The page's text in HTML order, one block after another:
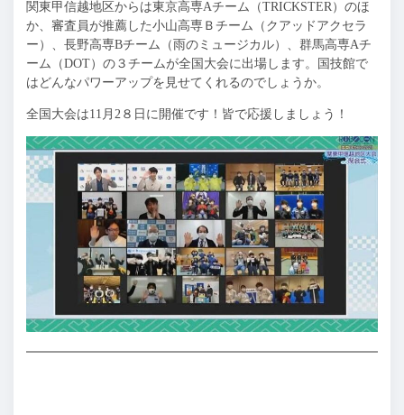
関東甲信越地区からは東京高専Aチーム（TRICKSTER）のほ
か、審査員が推薦した小山高専Ｂチーム（クアッドアクセラ
ー）、長野高専Bチーム（雨のミュージカル）、群馬高専Aチ
ーム（DOT）の３チームが全国大会に出場します。国技館で
はどんなパワーアップを見せてくれるのでしょうか。
全国大会は11月2８日に開催です！皆で応援しましょう！